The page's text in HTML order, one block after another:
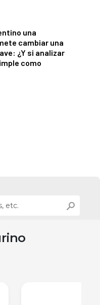
una
cambiar una
¿Y si analizar
como